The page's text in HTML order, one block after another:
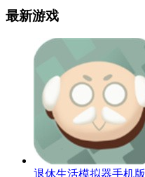
最新游戏
退休生活模拟器手机版